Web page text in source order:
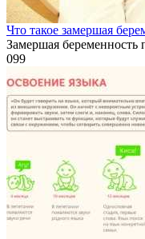
Что такое замершая
Замершая беременность
099